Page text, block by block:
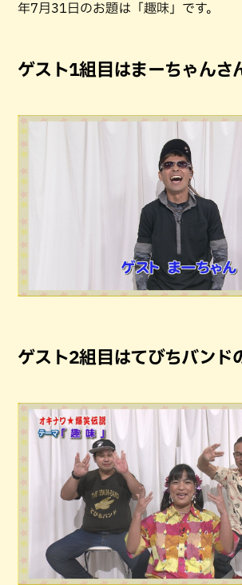
年7月31日のお題は「趣味」です。
ゲスト1組目はまーちゃんさ
ゲスト2組目はてびちバンド